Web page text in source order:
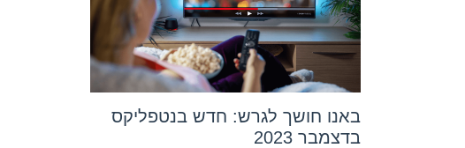
באנו חושך לגרש: חדש בנטפליקס
בדצמבר 2023